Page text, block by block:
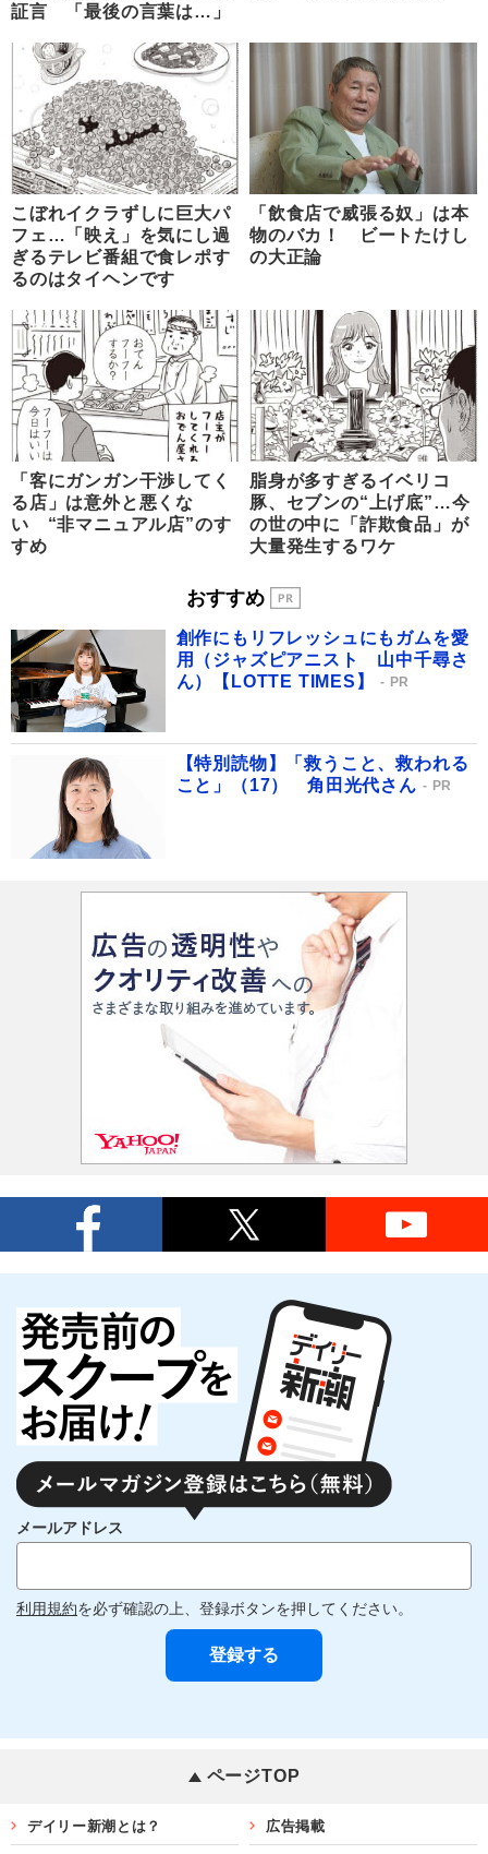
証言 「最後の言葉は…」
こぼれイクラずしに巨大パ
フェ…「映え」を気にし過
ぎるテレビ番組で食レポす
るのはタイヘンです
「飲食店で威張る奴」は本
物のバカ！ ビートたけし
の大正論
「客にガンガン干渉してく
る店」は意外と悪くな
い “非マニュアル店”のす
すめ
脂身が多すぎるイベリコ
豚、セブンの“上げ底”…今
の世の中に「詐欺食品」が
大量発生するワケ
おすすめ
創作にもリフレッシュにもガムを愛
用（ジャズピアニスト 山中千尋さ
ん）【LOTTE TIMES】
PR
【特別読物】「救うこと、救われる
こと」（17） 角田光代さん
PR
メールアドレス
利用規約を必ず確認の上、登録ボタンを押してください。
ページTOP
デイリー新潮とは？ 広告掲載